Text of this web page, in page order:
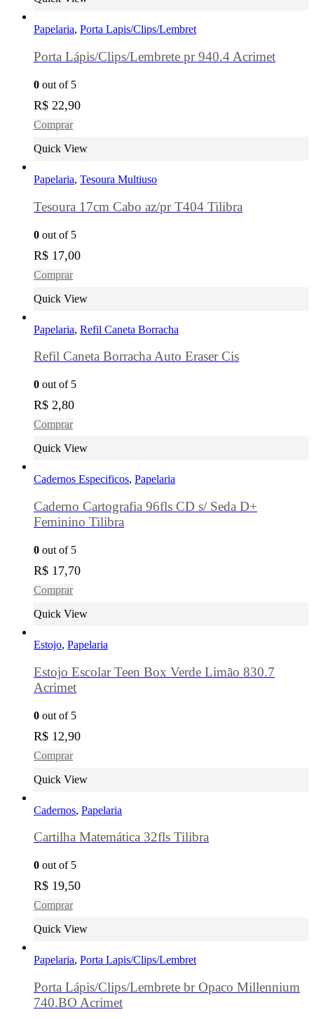
Papelaria, Porta Lapis/Clips/Lembret
Porta Lápis/Clips/Lembrete pr 940.4 Acrimet
0 out of 5
R$ 22,90
Comprar
Quick View
Papelaria, Tesoura Multiuso
Tesoura 17cm Cabo az/pr T404 Tilibra
0 out of 5
R$ 17,00
Comprar
Quick View
Papelaria, Refil Caneta Borracha
Refil Caneta Borracha Auto Eraser Cis
0 out of 5
R$ 2,80
Comprar
Quick View
Cadernos Especificos, Papelaria
Caderno Cartografia 96fls CD s/ Seda D+
Feminino Tilibra
0 out of 5
R$ 17,70
Comprar
Quick View
Estojo, Papelaria
Estojo Escolar Teen Box Verde Limão 830.7
Acrimet
0 out of 5
R$ 12,90
Comprar
Quick View
Cadernos, Papelaria
Cartilha Matemática 32fls Tilibra
0 out of 5
R$ 19,50
Comprar
Quick View
Papelaria, Porta Lapis/Clips/Lembret
Porta Lápis/Clips/Lembrete br Opaco Millennium
740.BO Acrimet